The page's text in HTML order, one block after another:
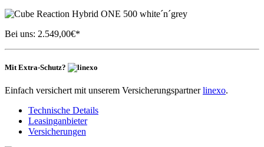
Bei uns: 2.549,00€*
Mit Extra-Schutz?
Einfach versichert mit unserem Versicherungspartnerlinexo.
Technische Details
Leasinganbieter
Versicherungen